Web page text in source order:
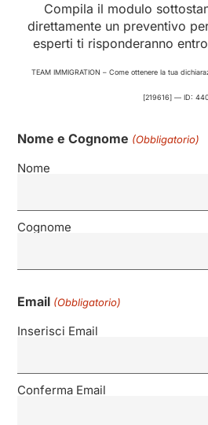
Compila il modulo
direttamente un preventivo
esperti ti risponderanno
TEAM IMMIGRATION – Come ottenere la tua
[219616] — ID:
Nome e Cognome (Obbligatorio)
Nome
Cognome
Email (Obbligatorio)
Inserisci Email
Conferma Email